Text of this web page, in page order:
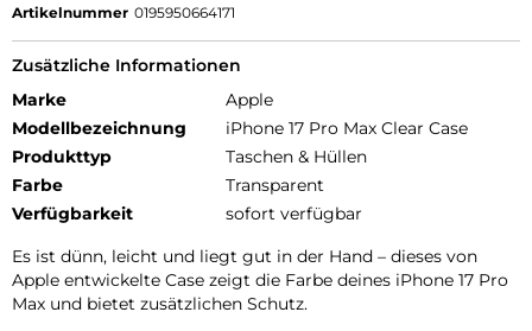
Artikelnummer 0195950664171
Zusätzliche Informationen
Marke
Apple
Modellbezeichnung
iPhone 17 Pro Max Clear Case
Produkttyp
Taschen & Hüllen
Farbe
Transparent
Verfügbarkeit
sofort verfügbar
Es ist dünn, leicht und liegt gut in der Hand – dieses von
Apple entwickelte Case zeigt die Farbe deines iPhone 17 Pro
Max und bietet zusätzlichen Schutz.